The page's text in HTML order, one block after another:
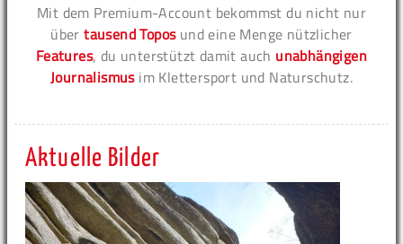
Mit dem Premium-Account bekommst du nicht nur
übertausend Toposund eine Menge nützlicher
Features, du unterstützt damit auch unabhängigen
Journalismusim Klettersport und Naturschutz.
Aktuelle Bilder